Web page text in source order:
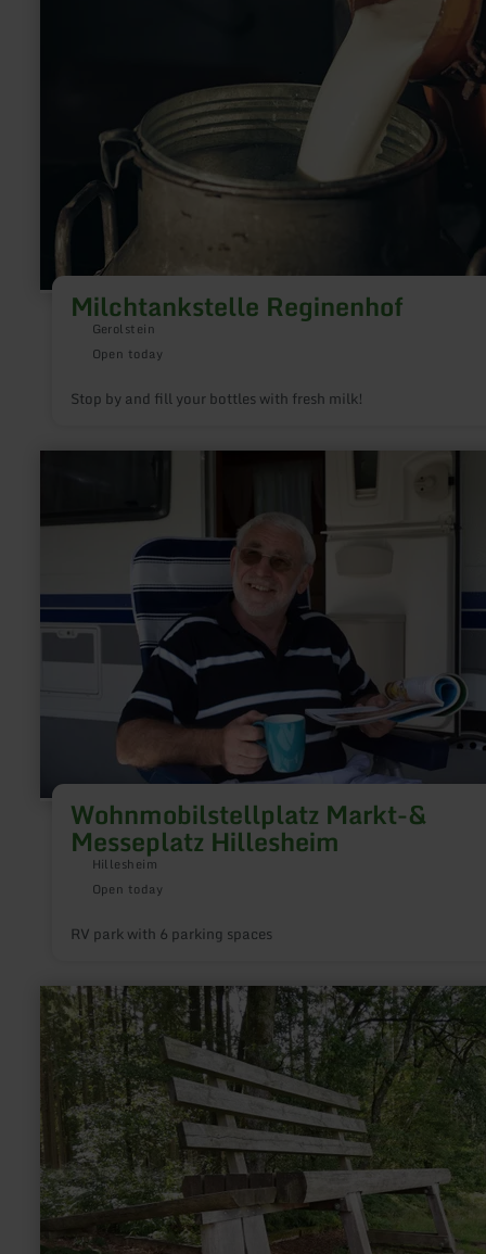
Milchtankstelle Reginenhof
Gerolstein
Open today
Stop by and fill your bottles with fresh milk!
Wohnmobilstellplatz Markt-&
Messeplatz Hillesheim
Hillesheim
Open today
RV park with 6 parking spaces
Wohnmobilstellplatz
Markt-
learn
more
about:
XXL-
Bank
Birresborn